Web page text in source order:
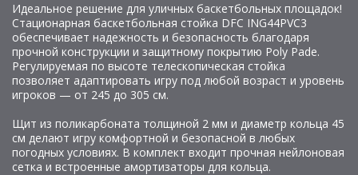
Идеальное решение для уличных баскетбольных площадок!
Стационарная баскетбольная стойка DFC ING44PVC3
обеспечивает надежность и безопасность благодаря
прочной конструкции и защитному покрытию Poly Pade.
Регулируемая по высоте телескопическая стойка
позволяет адаптировать игру под любой возраст и уровень
игроков — от 245 до 305 см.
Щит из поликарбоната толщиной 2 мм и диаметр кольца 45
см делают игру комфортной и безопасной в любых
погодных условиях. В комплект входит прочная нейлоновая
сетка и встроенные амортизаторы для кольца.